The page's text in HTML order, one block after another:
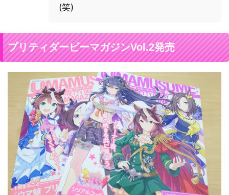
(笑)
プリティダービーマガジンVol.2発売